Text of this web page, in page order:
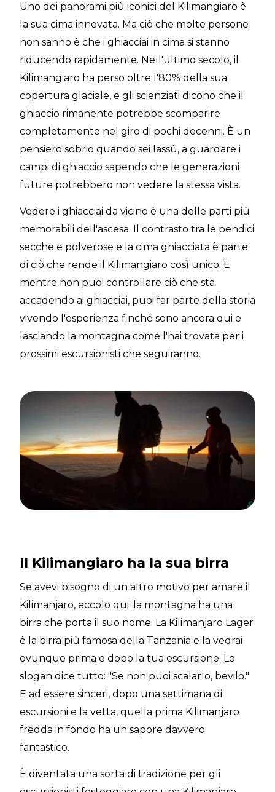
Uno dei panorami più iconici del Kilimangiaro è
la sua cima innevata. Ma ciò che molte persone
non sanno è che i ghiacciai in cima si stanno
riducendo rapidamente. Nell'ultimo secolo, il
Kilimangiaro ha perso oltre l'80% della sua
copertura glaciale, e gli scienziati dicono che il
ghiaccio rimanente potrebbe scomparire
completamente nel giro di pochi decenni. È un
pensiero sobrio quando sei lassù, a guardare i
campi di ghiaccio sapendo che le generazioni
future potrebbero non vedere la stessa vista.
Vedere i ghiacciai da vicino è una delle parti più
memorabili dell'ascesa. Il contrasto tra le pendici
secche e polverose e la cima ghiacciata è parte
di ciò che rende il Kilimangiaro così unico. E
mentre non puoi controllare ciò che sta
accadendo ai ghiacciai, puoi far parte della storia
vivendo l'esperienza finché sono ancora qui e
lasciando la montagna come l'hai trovata per i
prossimi escursionisti che seguiranno.
Il Kilimangiaro ha la sua birra
Se avevi bisogno di un altro motivo per amare il
Kilimanjaro, eccolo qui: la montagna ha una
birra che porta il suo nome. La Kilimanjaro Lager
è la birra più famosa della Tanzania e la vedrai
ovunque prima e dopo la tua escursione. Lo
slogan dice tutto: "Se non puoi scalarlo, bevilo."
E ad essere sinceri, dopo una settimana di
escursioni e la vetta, quella prima Kilimanjaro
fredda in fondo ha un sapore davvero
fantastico.
È diventata una sorta di tradizione per gli